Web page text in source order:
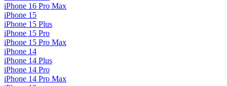
iPhone 16 Pro Max
iPhone 15
iPhone 15 Plus
iPhone 15 Pro
iPhone 15 Pro Max
iPhone 14
iPhone 14 Plus
iPhone 14 Pro
iPhone 14 Pro Max